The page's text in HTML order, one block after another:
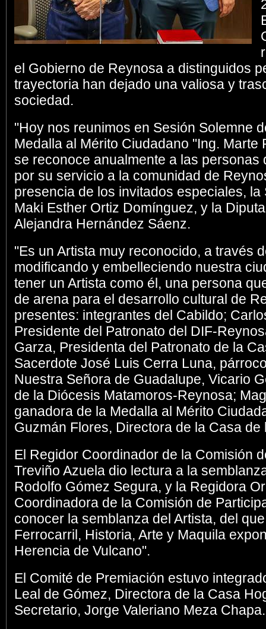
el Gobierno de Reynosa a distinguidos
trayectoria han dejado una valiosa y
sociedad.
"Hoy nos reunimos en Sesión Solemne
Medalla al Mérito Ciudadano "Ing. Marte
se reconoce anualmente a las personas
por su servicio a la comunidad de
presencia de los invitados especiales,
Maki Esther Ortiz Domínguez, y la
Alejandra Hernández Sáenz.
"Es un Artista muy reconocido, a través
modificando y embelleciendo nuestra
tener un Artista como él, una persona
de arena para el desarrollo cultural de
presentes: integrantes del Cabildo;
Presidente del Patronato del DIF-
Garza, Presidenta del Patronato de la
Sacerdote José Luis Cerra Luna,
Nuestra Señora de Guadalupe, Vicario
de la Diócesis Matamoros-Reynosa;
ganadora de la Medalla al Mérito
Guzmán Flores, Directora de la Casa de
El Regidor Coordinador de la Comisión
Treviño Azuela dio lectura a la
Rodolfo Gómez Segura, y la Regidora
Coordinadora de la Comisión de
conocer la semblanza del Artista, del
Ferrocarril, Historia, Arte y Maquila
Herencia de Vulcano".
El Comité de Premiación estuvo
Leal de Gómez, Directora de la Casa
Secretario, Jorge Valeriano Meza Chapa.